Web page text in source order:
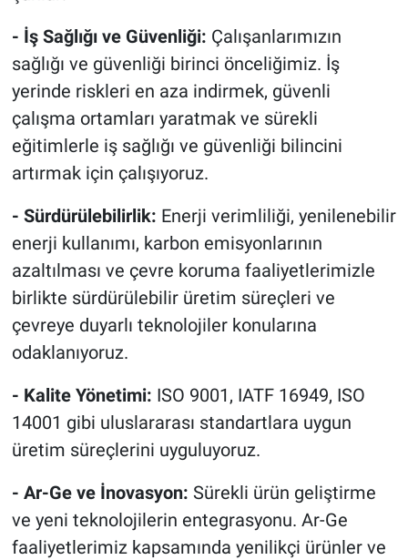
- İş Sağlığı ve Güvenliği: Çalışanlarımızın
sağlığı ve güvenliği birinci önceliğimiz. İş
yerinde riskleri en aza indirmek, güvenli
çalışma ortamları yaratmak ve sürekli
eğitimlerle iş sağlığı ve güvenliği bilincini
artırmak için çalışıyoruz.
- Sürdürülebilirlik: Enerji verimliliği, yenilenebilir
enerji kullanımı, karbon emisyonlarının
azaltılması ve çevre koruma faaliyetlerimizle
birlikte sürdürülebilir üretim süreçleri ve
çevreye duyarlı teknolojiler konularına
odaklanıyoruz.
- Kalite Yönetimi: ISO 9001, IATF 16949, ISO
14001 gibi uluslararası standartlara uygun
üretim süreçlerini uyguluyoruz.
- Ar-Ge ve İnovasyon: Sürekli ürün geliştirme
ve yeni teknolojilerin entegrasyonu. Ar-Ge
faaliyetlerimiz kapsamında yenilikçi ürünler ve